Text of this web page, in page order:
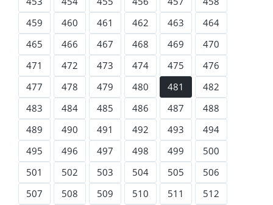
459
460 461 462 463
464
465
466 467 468 469
470
471
472 473 474 475
476
477
478 479 480 481
482
483
484 485 486 487
488
489
490 491 492 493
494
495
496 497 498 499
500
501
502 503 504 505
506
507
508 509 510 511
512